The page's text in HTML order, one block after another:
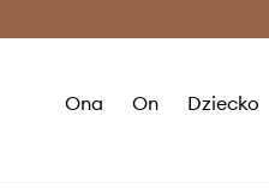
Ona On Dziecko